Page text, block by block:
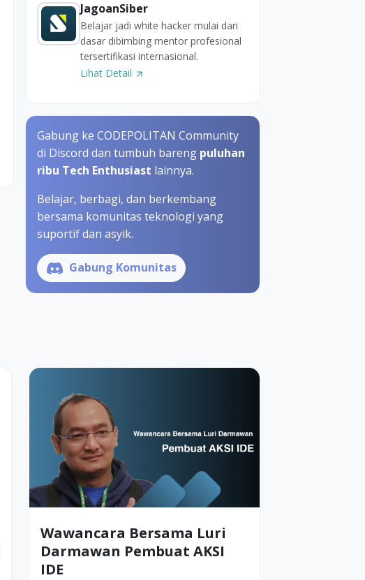
JagoanSiber
Belajar jadi white hacker mulai dari
dasar dibimbing mentor profesional
tersertifikasi internasional.
Lihat Detail
Gabung ke CODEPOLITAN Community
di Discord dan tumbuh bareng puluhan
ribu Tech Enthusiast lainnya.
Belajar, berbagi, dan berkembang
bersama komunitas teknologi yang
suportif dan asyik.
Gabung Komunitas
Wawancara Bersama Luri
Darmawan Pembuat AKSI
IDE